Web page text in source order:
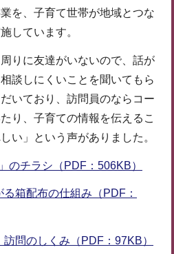
を、子育て世帯が地域とつな
しています。
りに友達がいないので、話が
談しにくいことを聞いてもら
いており、訪問員のならコー
り、子育ての情報を伝えるこ
い」という声がありました。
のチラシ（PDF：506KB）
る箱配布の仕組み（PDF：
訪問のしくみ（PDF：97KB）